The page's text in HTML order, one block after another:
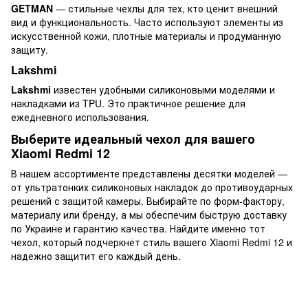
GETMAN — стильные чехлы для тех, кто ценит внешний
вид и функциональность. Часто используют элементы из
искусственной кожи, плотные материалы и продуманную
защиту.
Lakshmi
Lakshmi известен удобными силиконовыми моделями и
накладками из TPU. Это практичное решение для
ежедневного использования.
Выберите идеальный чехол для вашего
Xiaomi Redmi 12
В нашем ассортименте представлены десятки моделей —
от ультратонких силиконовых накладок до противоударных
решений с защитой камеры. Выбирайте по форм-фактору,
материалу или бренду, а мы обеспечим быструю доставку
по Украине и гарантию качества. Найдите именно тот
чехол, который подчеркнёт стиль вашего Xiaomi Redmi 12 и
надежно защитит его каждый день.